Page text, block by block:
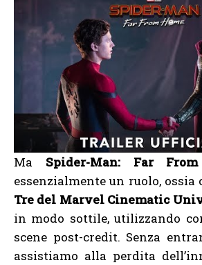
Ma Spider-Man: Far
essenzialmente un ruolo, ossia
Tre del Marvel Cinematic
in modo sottile, utilizzando
scene post-credit. Senza
assistiamo alla perdita